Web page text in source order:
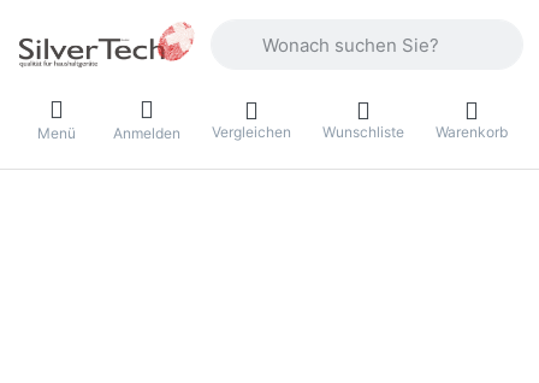
Menü Anmelden Vergleichen Wunschliste Warenkorb